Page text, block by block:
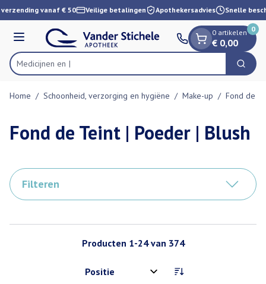
Ga naar de inhoud
1 van 1vanaf € 50 Veilige betalingen Apothekersadvies Snelle
Menu
Product, merk, categorie... Zoek
0 artikelen
€ 0,00
0
Home / Schoonheid, verzorging en hygiëne / Make-up / Fond de
Fond de Teint | Poeder | Blush
Filteren
Producten 1-24van 374
Sorteer op: